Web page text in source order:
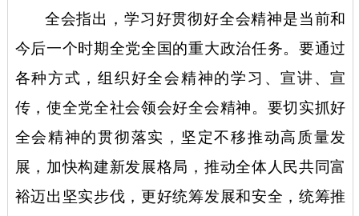
全会指出，学习好贯彻好全会精神是当前和
今后一个时期全党全国的重大政治任务。要通过
各种方式，组织好全会精神的学习、宣讲、宣
传，使全党全社会领会好全会精神。要切实抓好
全会精神的贯彻落实，坚定不移推动高质量发
展，加快构建新发展格局，推动全体人民共同富
裕迈出坚实步伐，更好统筹发展和安全，统筹推